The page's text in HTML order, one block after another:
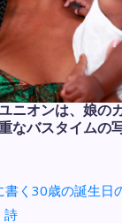
ニオンは、娘の
なバスタイムの